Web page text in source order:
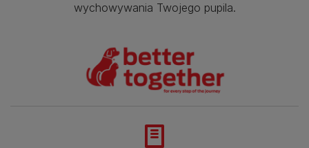
wychowywania Twojego pupila.